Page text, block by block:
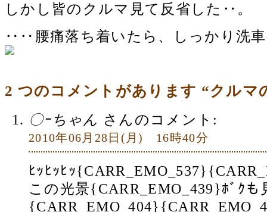
しかし皆のクルマ見て反省した‥。
‥‥腰痛落ち着いたら、しっかり洗
2 つのコメントがあります “クルマ
〇ｰちゃん さんのコメント:
2010年06月28日(月) 16時40分
ﾋｯﾋｯﾋｯ
この光景{CARR_EMO_439}ﾎﾞｸ